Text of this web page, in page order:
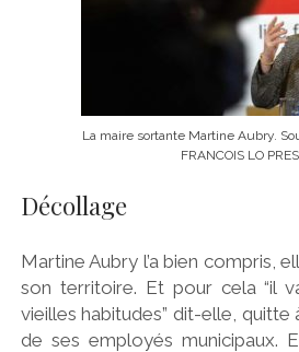
La maire sortante Martine Aubry.
FRANCOIS LO
Décollage
Martine Aubry l’a bien compris,
son territoire. Et pour cela “il
vieilles habitudes” dit-elle, quitte
de ses employés municipaux.